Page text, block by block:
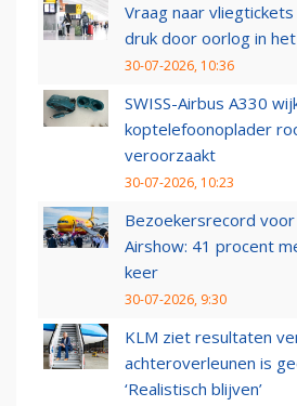
Vraag naar
druk door oorlog in
30-07-2026, 10:36
SWISS-Airbus A330
koptelefoonoplader
veroorzaakt
30-07-2026, 10:23
Bezoekersrecord
Airshow: 41 procent
keer
30-07-2026, 9:30
KLM ziet resultaten
achteroverleunen is
‘Realistisch blijven’